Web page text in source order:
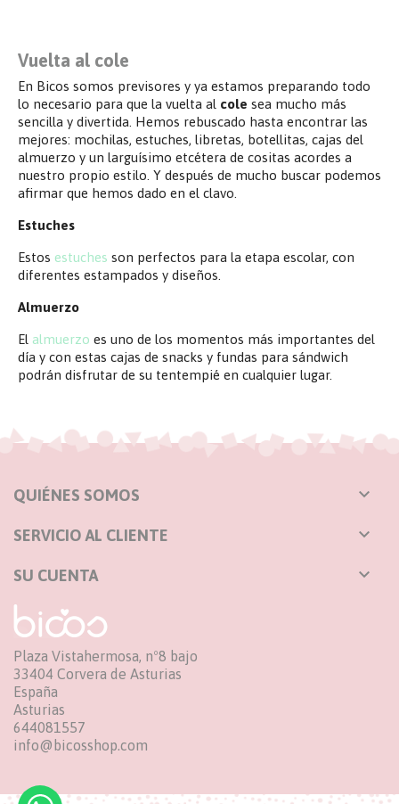
Vuelta al cole
En Bicos somos previsores y ya estamos preparando todo
lo necesario para que la vuelta al cole sea mucho más
sencilla y divertida. Hemos rebuscado hasta encontrar las
mejores: mochilas, estuches, libretas, botellitas, cajas del
almuerzo y un larguísimo etcétera de cositas acordes a
nuestro propio estilo. Y después de mucho buscar podemos
afirmar que hemos dado en el clavo.
Estuches
Estos estuches son perfectos para la etapa escolar, con
diferentes estampados y diseños.
Almuerzo
El almuerzo es uno de los momentos más importantes del
día y con estas cajas de snacks y fundas para sándwich
podrán disfrutar de su tentempié en cualquier lugar.
QUIÉNES SOMOS 
SERVICIO AL CLIENTE 
SU CUENTA 
Plaza Vistahermosa, nº8 bajo
33404 Corvera de Asturias
España
Asturias
644081557
info@bicosshop.com